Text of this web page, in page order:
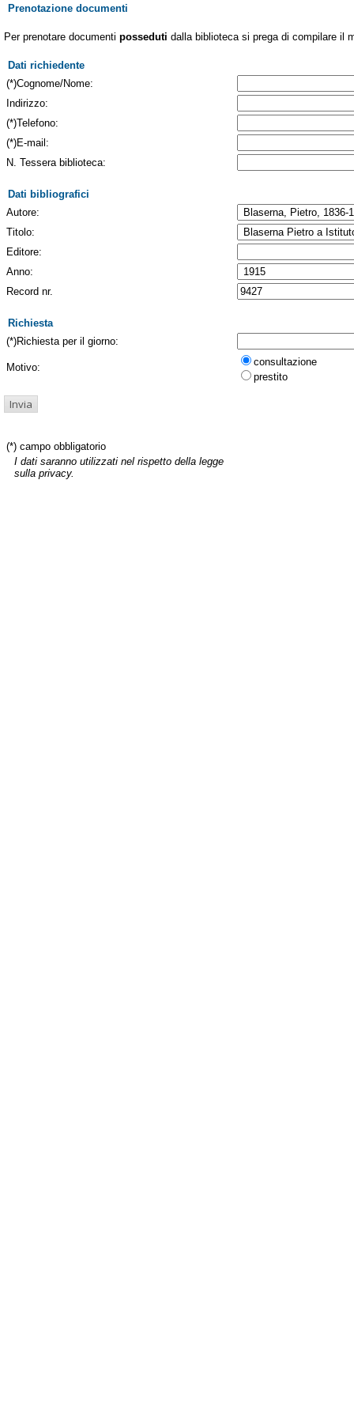
Prenotazione documenti
Per prenotare documenti posseduti dalla biblioteca si prega di compilare il
Dati richiedente
(*)Cognome/Nome:
Indirizzo:
(*)Telefono:
(*)E-mail:
N. Tessera biblioteca:
Dati bibliografici
Autore:
Titolo:
Editore:
Anno:
Record nr.
Richiesta
(*)Richiesta per il giorno:
Motivo:
consultazione
prestito
(*) campo obbligatorio
I dati saranno utilizzati nel rispetto della legge
sulla privacy.